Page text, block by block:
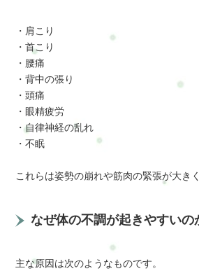
・肩こり
・首こり
・腰痛
・背中の張り
・頭痛
・眼精疲労
・自律神経の乱れ
・不眠
これらは姿勢の崩れや筋肉の緊張が大き
なぜ体の不調が起きやすいの
主な原因は次のようなものです。